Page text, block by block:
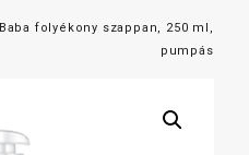
Baba folyékony szappan, 250 ml,
pumpás